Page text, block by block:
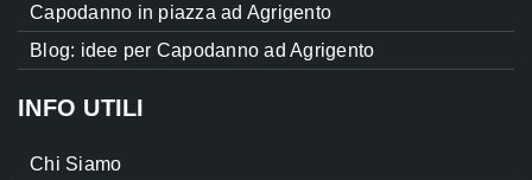
Capodanno in piazza ad Agrigento
Blog: idee per Capodanno ad Agrigento
INFO UTILI
Chi Siamo